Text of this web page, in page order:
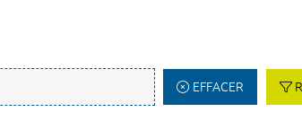
EFFACER